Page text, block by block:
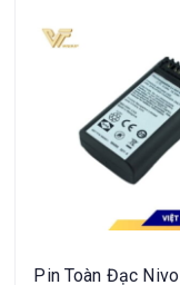
Pin Toàn Đạc Nivo